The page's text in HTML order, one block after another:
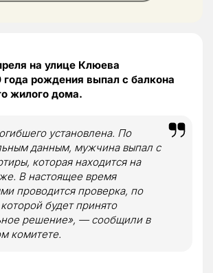
на улице Клюева
рождения выпал с балкона
жилого дома.
установлена. По
данным, мужчина выпал с
которая находится на
В настоящее время
проводится проверка, по
будет принято
решение», — сообщили в
комитете.